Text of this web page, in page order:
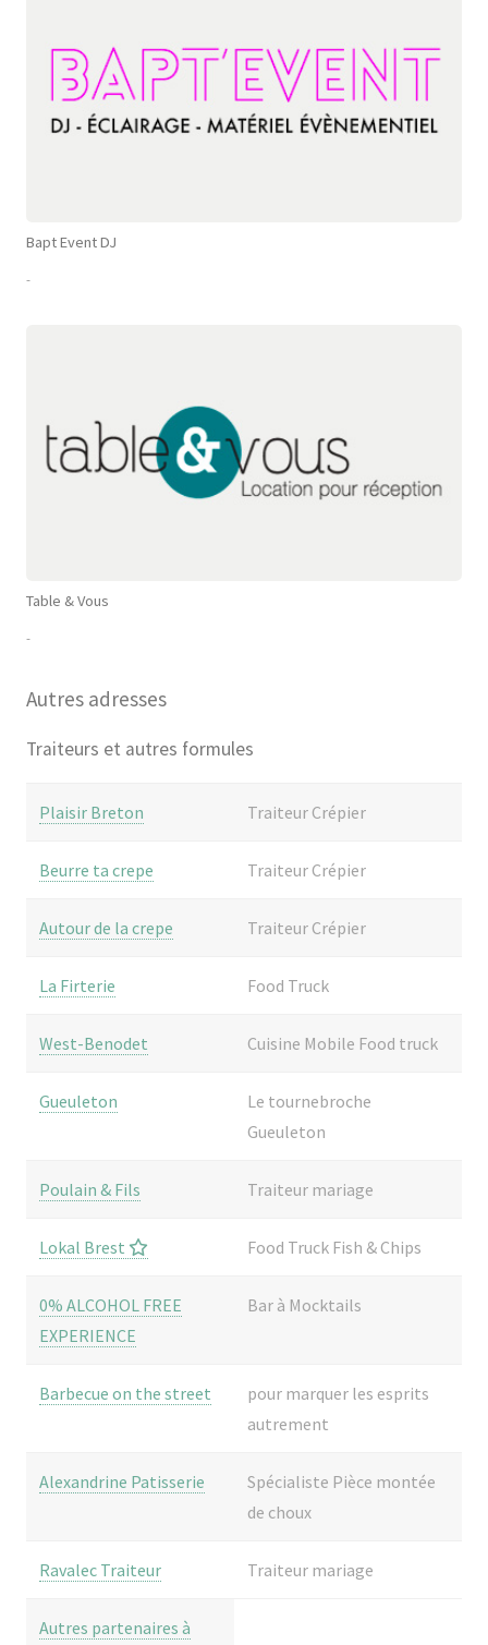
Bapt Event DJ
-
Table & Vous
-
Autres adresses
Traiteurs et autres formules
Plaisir Breton Traiteur Crépier
Beurre ta crepe Traiteur Crépier
Autour de la crepe Traiteur Crépier
La Firterie Food Truck
West-Benodet Cuisine Mobile Food truck
Gueuleton
Le tournebroche
Gueuleton
Poulain & Fils Traiteur mariage
Lokal Brest Food Truck Fish & Chips
0% ALCOHOL FREE
EXPERIENCE
Bar à Mocktails
Barbecue on the street
pour marquer les esprits
autrement
Alexandrine Patisserie
Spécialiste Pièce montée
de choux
Ravalec Traiteur Traiteur mariage
Autres partenaires à